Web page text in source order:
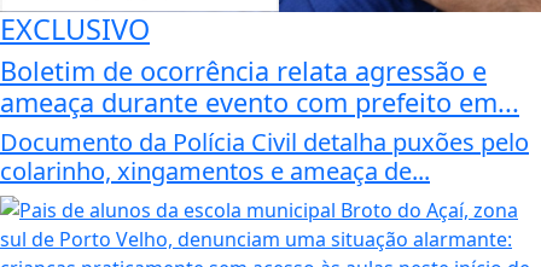
EXCLUSIVO
Boletim de ocorrência relata agressão e
ameaça durante evento com prefeito em...
Documento da Polícia Civil detalha puxões pelo
colarinho, xingamentos e ameaça de...